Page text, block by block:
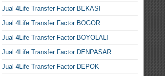
Jual 4Life Transfer Factor BEKASI
Jual 4Life Transfer Factor BOGOR
Jual 4Life Transfer Factor BOYOLALI
Jual 4Life Transfer Factor DENPASAR
Jual 4Life Transfer Factor DEPOK